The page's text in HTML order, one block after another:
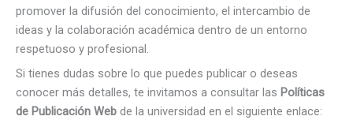
promover la difusión del conocimiento, el intercambio de
ideas y la colaboración académica dentro de un entorno
respetuoso y profesional.
Si tienes dudas sobre lo que puedes publicar o deseas
conocer más detalles, te invitamos a consultar las Políticas
de Publicación Web de la universidad en el siguiente enlace: